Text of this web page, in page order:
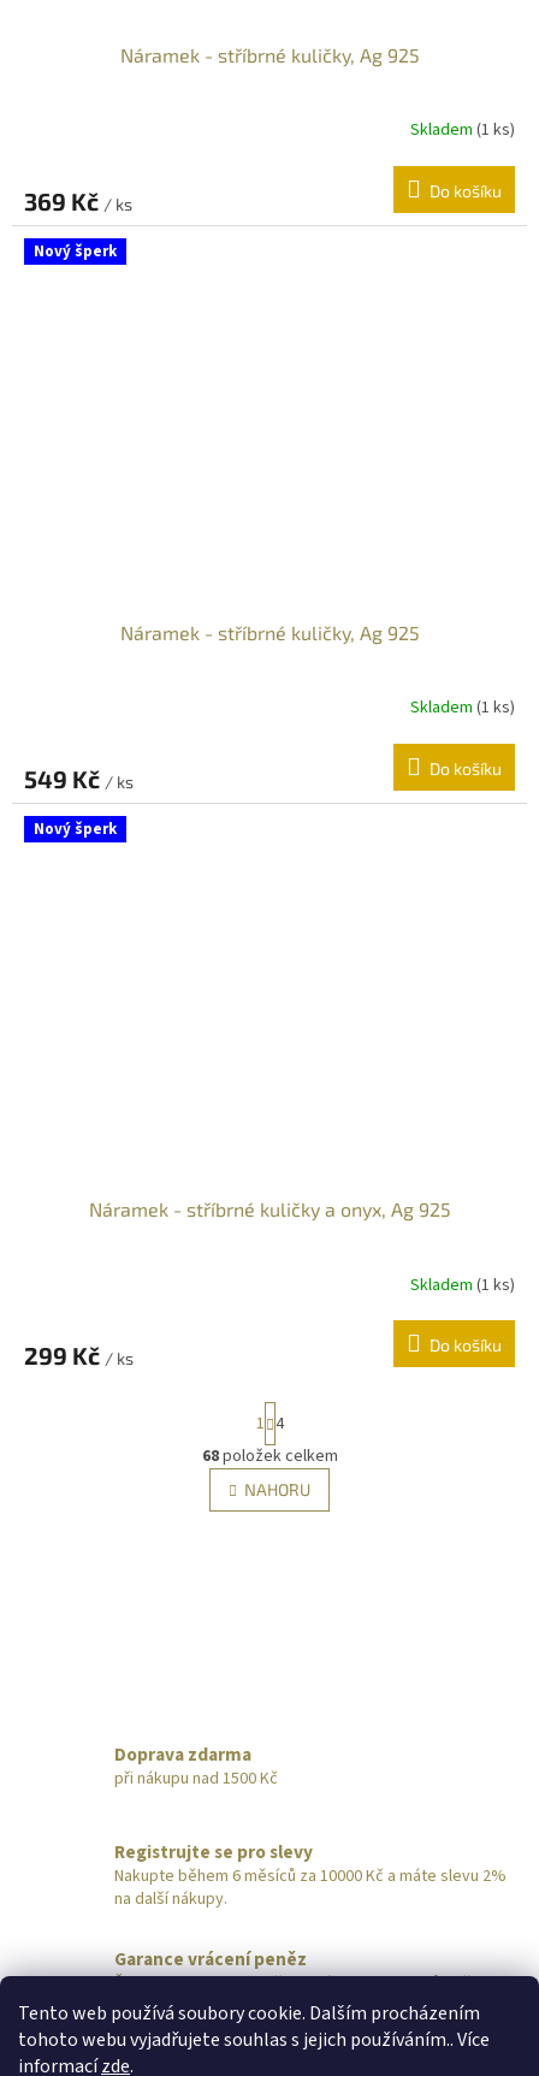
Tento web používá soubory cookie. Dalším procházením
tohoto webu vyjadřujete souhlas s jejich používáním.. Více
informacízde.
Náramek - stříbrné kuličky, Ag 925
Skladem (1 ks)
369 Kč / ks
Do košíku
Nový šperk
Náramek - stříbrné kuličky, Ag 925
Skladem (1 ks)
549 Kč / ks
Do košíku
Nový šperk
Náramek - stříbrné kuličky a onyx, Ag 925
Skladem (1 ks)
299 Kč / ks
Do košíku
O
v
l
v
ý
s
u
t
r
á
n
k
1 4
68položek celkem
NAHORU
Doprava zdarma
při nákupu nad 1500 Kč
Registrujte se pro slevy
Nakupte během 6 měsíců za 10000 Kč a máte slevu 2%
na další nákupy.
Garance vrácení peněz
Šperk nevyhovuje? Pošlete nám ho do 14 dnů zpět,
obratem vrátíme peníze.